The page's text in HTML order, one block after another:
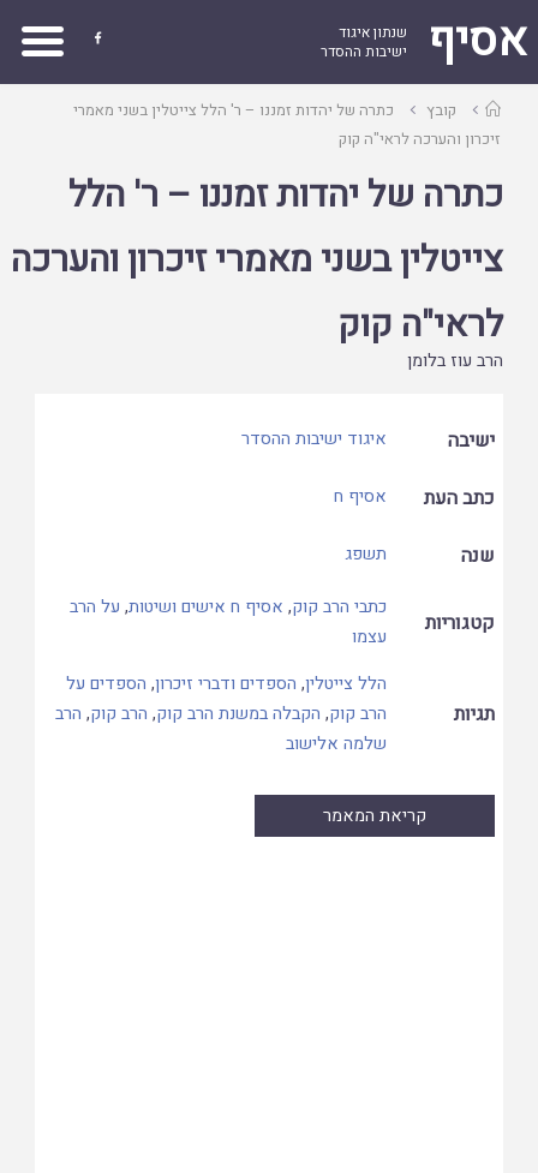
אסיף
שנתון איגוד
ישיבות ההסדר

עמוד
ראשי
קובץ
כתרה של יהדות זמננו – ר' הלל צייטלין בשני מאמרי
זיכרון והערכה לראי"ה קוק
כתרה של יהדות זמננו – ר' הלל
צייטלין בשני מאמרי זיכרון והערכה
לראי"ה קוק
הרב עוז בלומן
ישיבה איגוד ישיבות ההסדר
כתב העת אסיף ח
שנה תשפג
קטגוריות
כתבי הרב קוק, אסיף ח אישים ושיטות, על הרב
עצמו
תגיות
הלל צייטלין, הספדים ודברי זיכרון, הספדים על
הרב קוק, הקבלה במשנת הרב קוק, הרב קוק, הרב
שלמה אלישוב
קריאת המאמר